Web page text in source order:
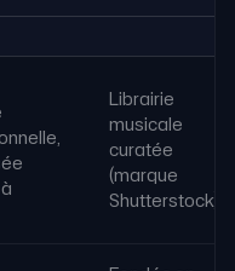
Librairie
musicale
curatée
(marque
Shutterstock)